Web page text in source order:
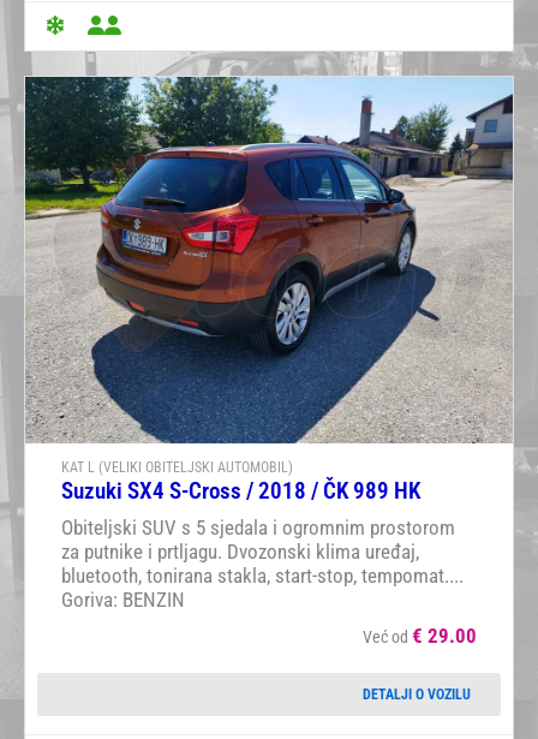
KAT L (VELIKI OBITELJSKI AUTOMOBIL)
Suzuki SX4 S-Cross / 2018 / ČK 989 HK
Obiteljski SUV s 5 sjedala i ogromnim prostorom
za putnike i prtljagu. Dvozonski klima uređaj,
bluetooth, tonirana stakla, start-stop, tempomat....
Goriva: BENZIN
Već od € 29.00
DETALJI O VOZILU